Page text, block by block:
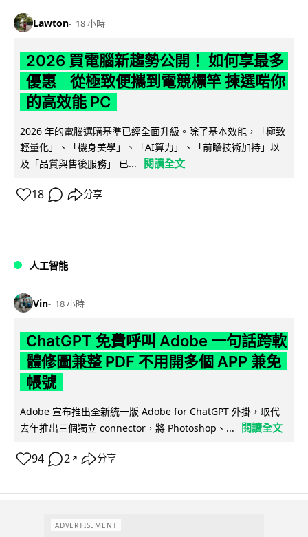
Lawton 18 小時
2026 買電腦新趨勢公開！ 如何享最多
優惠 從極致便攜到電競標竿 揀選啱你
的高效能 PC
2026 年的電腦選購基準已經全面升級。除了基本效能，「極致
輕量化」、「機身美學」、「AI算力」、「前瞻技術加持」以
及「品質與售後服務」 已...
閱讀全文
18 分享
人工智能
Vin 18 小時
ChatGPT 免費呼叫 Adobe 一句話跨軟
體修圖兼整 PDF 不用開多個 APP 兼免
帳號
Adobe 宣布推出全新統一版 Adobe for ChatGPT 外掛，取代
去年推出三個獨立 connector，將 Photoshop、...
閱讀全文
94 2 ↗ 分享
ADVERTISEMENT